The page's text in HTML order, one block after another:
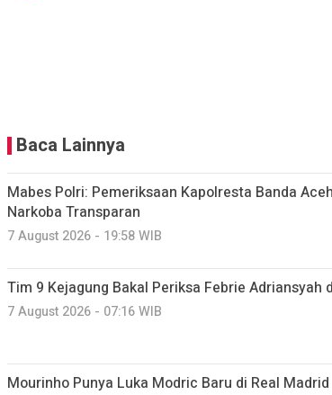
Baca Lainnya
Mabes Polri: Pemeriksaan Kapolresta Banda
Narkoba Transparan
7 August 2026 - 19:58 WIB
Tim 9 Kejagung Bakal Periksa Febrie Adriansyah
7 August 2026 - 07:16 WIB
Mourinho Punya Luka Modric Baru di Real Madrid